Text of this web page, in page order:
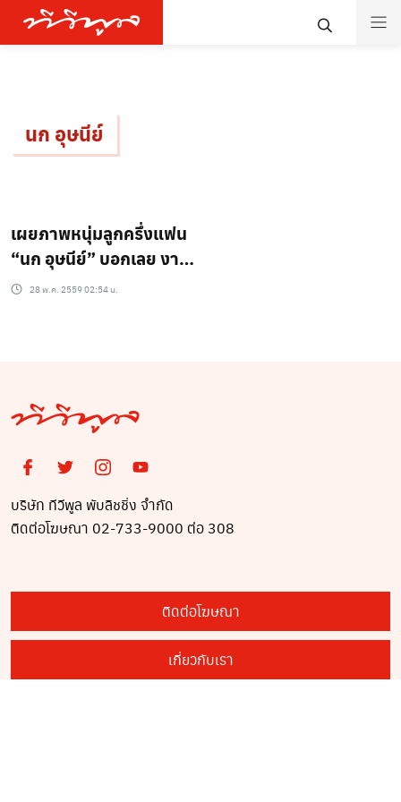
นก อุษนีย์
เผยภาพหนุ่มลูกครึ่งแฟน
“นก อุษนีย์” บอกเลย งาน
ดีมากก
28 พ.ค. 2559 02:54 น.
บริษัท ทีวีพูล พับลิชชิ่ง จำกัด
ติดต่อโฆษณา 02-733-9000 ต่อ 308
ติดต่อโฆษณา
เกี่ยวกับเรา